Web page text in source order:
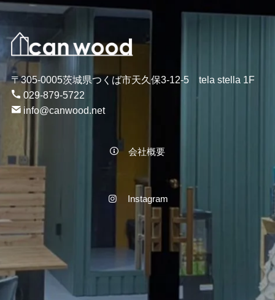
〒305-0005茨城県つくば市天久保3-12-5 tela stella 1F
029-879-5722
info@canwood.net
会社概要
Instagram